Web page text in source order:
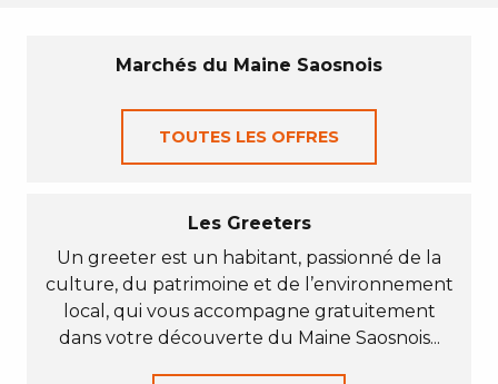
Marchés du Maine Saosnois
TOUTES LES OFFRES
Les Greeters
Un greeter est un habitant, passionné de la
culture, du patrimoine et de l’environnement
local, qui vous accompagne gratuitement
dans votre découverte du Maine Saosnois...